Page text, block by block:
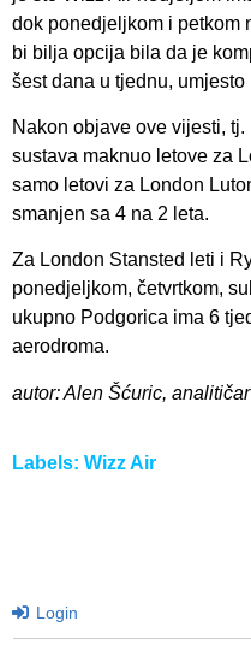
dok ponedjeljkom i petkom
bi bilja opcija bila da je
šest dana u tjednu,
Nakon objave ove vijesti,
sustava maknuo letove za
samo letovi za London
smanjen sa 4 na 2 leta.
Za London Stansted leti i
ponedjeljkom, četvrtkom,
ukupno Podgorica ima 6
aerodroma.
autor: Alen Šćuric,
Labels: Wizz Air
Login